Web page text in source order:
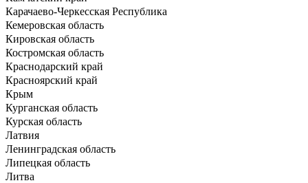
Карачаево-Черкесская Республика
Кемеровская область
Кировская область
Костромская область
Краснодарский край
Красноярский край
Крым
Курганская область
Курская область
Латвия
Ленинградская область
Липецкая область
Литва